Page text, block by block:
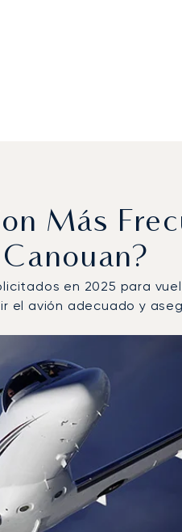
Más
en 2025 para
el avión adecuado y
de vuelo en 2025